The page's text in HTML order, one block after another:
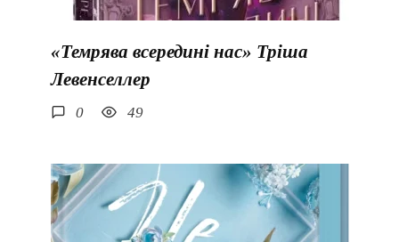
«Темрява всередині нас» Тріша
Левенселлер
0 49